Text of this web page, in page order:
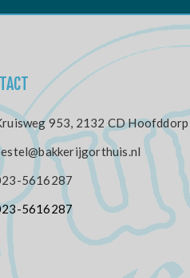
953, 2132 CD Hoofddorp
5616287
5616287